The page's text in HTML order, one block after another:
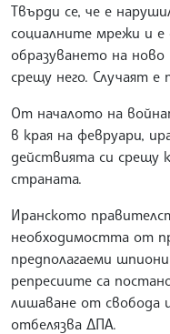
Твърди се, че е
социалните мрежи и
образуването на
срещу него. Случаят е
От началото на
в края на февруари,
действията си срещу
страната.
Иранското
необходимостта от
предполагаеми
репресиите са
лишаване от свобода
отбелязва ДПА.